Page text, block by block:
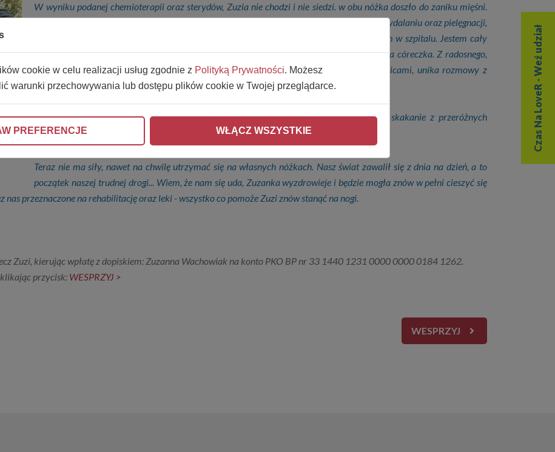
cookie w celu realizacji usług zgodnie z Polityką Prywatności. Możesz
warunki przechowywania lub dostępu plików cookie w Twojej przeglądarce.
PREFERENCJE WŁĄCZ WSZYSTKIE
W wyniku podanej chemioterapii oraz sterydów, Zuzia nie chodzi i nie siedzi. w obu nóżka doszło do zaniku mięśni.
Dodatkowo córka ma ranę pomiędzy pośladkami, która słabo się goi. Powoduje ból przy wydalaniu oraz pielęgnacji,
towarzyszące zaparcia nie pomagają. Nasza córeczka jest zmęczona psychicznie pobytem w szpitalu. Jestem cały
czas przy Zuzi, praca zawodowa zeszła na drugi plan. Widzę, jak bardzo zmieniła się moja córeczka. Z radosnego,
towarzyskiego i ruchliwego dziecka zamknęła się w sobie. Nawiązuję kontakt tylko rodzicami, unika rozmowy z
innymi osobami. Tęskni za domem, swoim przedszkolem i rodziną.
Ulubione zajęcie Zuzi to budowanie torów przeszkód i tuneli, gdzie najważniejsze jest skakanie z przeróżnych
szaleństwo na placu zabaw - ruch to Jej żywioł.
Teraz nie ma siły, nawet na chwilę utrzymać się na własnych nóżkach. Nasz świat zawalił się z dnia na dzień, a to
początek naszej trudnej drogi... Wiem, że nam się uda, Zuzanka wyzdrowieje i będzie mogła znów w pełni cieszyć się
przeznaczone na rehabilitację oraz leki - wszystko co pomoże Zuzi znów stanąć na nogi.
Zuzi, kierując wpłatę z dopiskiem: Zuzanna Wachowiak na konto PKO BP nr 33 1440 1231 0000 0000 0184 1262.
przycisk: WESPRZYJ >
WESPRZYJ
Czas Na LoveR - Weź udział